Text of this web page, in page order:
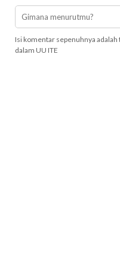
Isi komentar sepenuhnya adalah
dalam UU ITE